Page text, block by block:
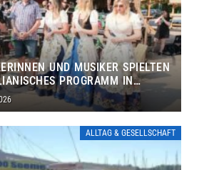
UND MUSIKER SPIELTEN
PROGRAMM IN
ALLTAG & GESELLSCHAFT